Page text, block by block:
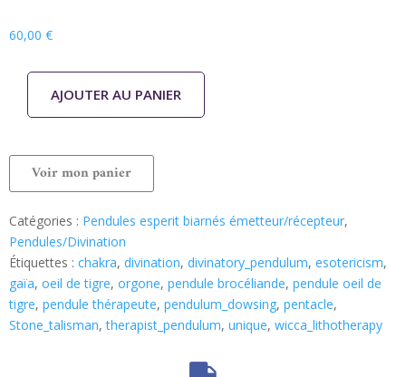
60,00 €
AJOUTER AU PANIER
Voir mon panier
Catégories : Pendules esperit biarnés émetteur/récepteur,
Pendules/Divination
Étiquettes : chakra, divination, divinatory_pendulum, esotericism,
gaïa, oeil de tigre, orgone, pendule brocéliande, pendule oeil de
tigre, pendule thérapeute, pendulum_dowsing, pentacle,
Stone_talisman,therapist_pendulum, unique, wicca_lithotherapy